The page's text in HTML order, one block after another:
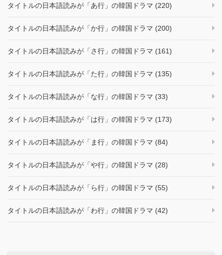
タイトルの日本語読みが「あ行」の韓国ドラマ (220)
タイトルの日本語読みが「か行」の韓国ドラマ (200)
タイトルの日本語読みが「さ行」の韓国ドラマ (161)
タイトルの日本語読みが「た行」の韓国ドラマ (135)
タイトルの日本語読みが「な行」の韓国ドラマ (33)
タイトルの日本語読みが「は行」の韓国ドラマ (173)
タイトルの日本語読みが「ま行」の韓国ドラマ (84)
タイトルの日本語読みが「や行」の韓国ドラマ (28)
タイトルの日本語読みが「ら行」の韓国ドラマ (55)
タイトルの日本語読みが「わ行」の韓国ドラマ (42)